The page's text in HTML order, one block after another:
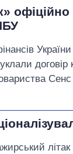
офіційно
договір